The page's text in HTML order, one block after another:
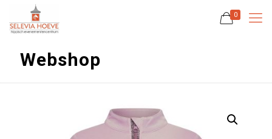
0
Webshop